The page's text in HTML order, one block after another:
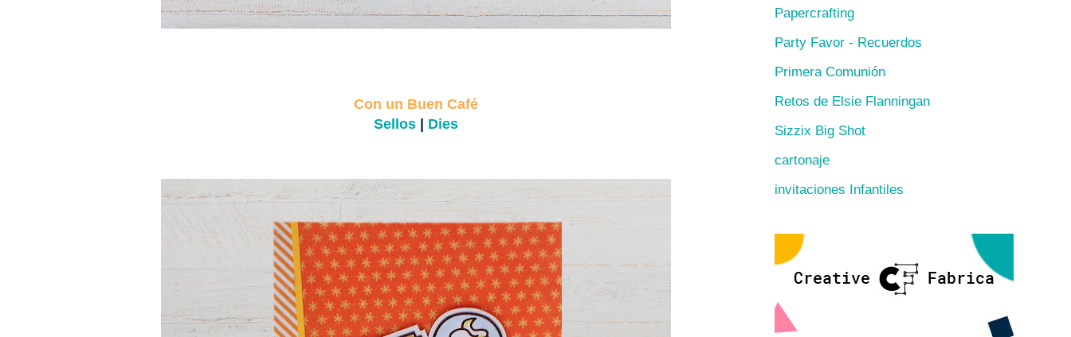
Con un Buen Café
Sellos
Dies
Papercrafting
Party Favor - Recuerdos
Primera Comunión
Retos de Elsie Flanningan
Sizzix Big Shot
cartonaje
invitaciones Infantiles